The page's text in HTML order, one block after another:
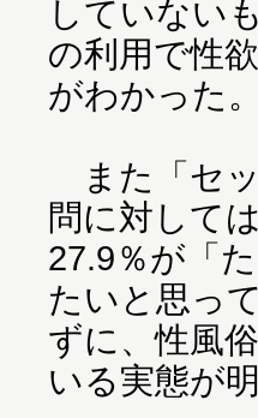
していない
の利用で性
がわかった。
また「セ
問に対して
27.9％が「
たいと思っ
ずに、性風
いる実態が